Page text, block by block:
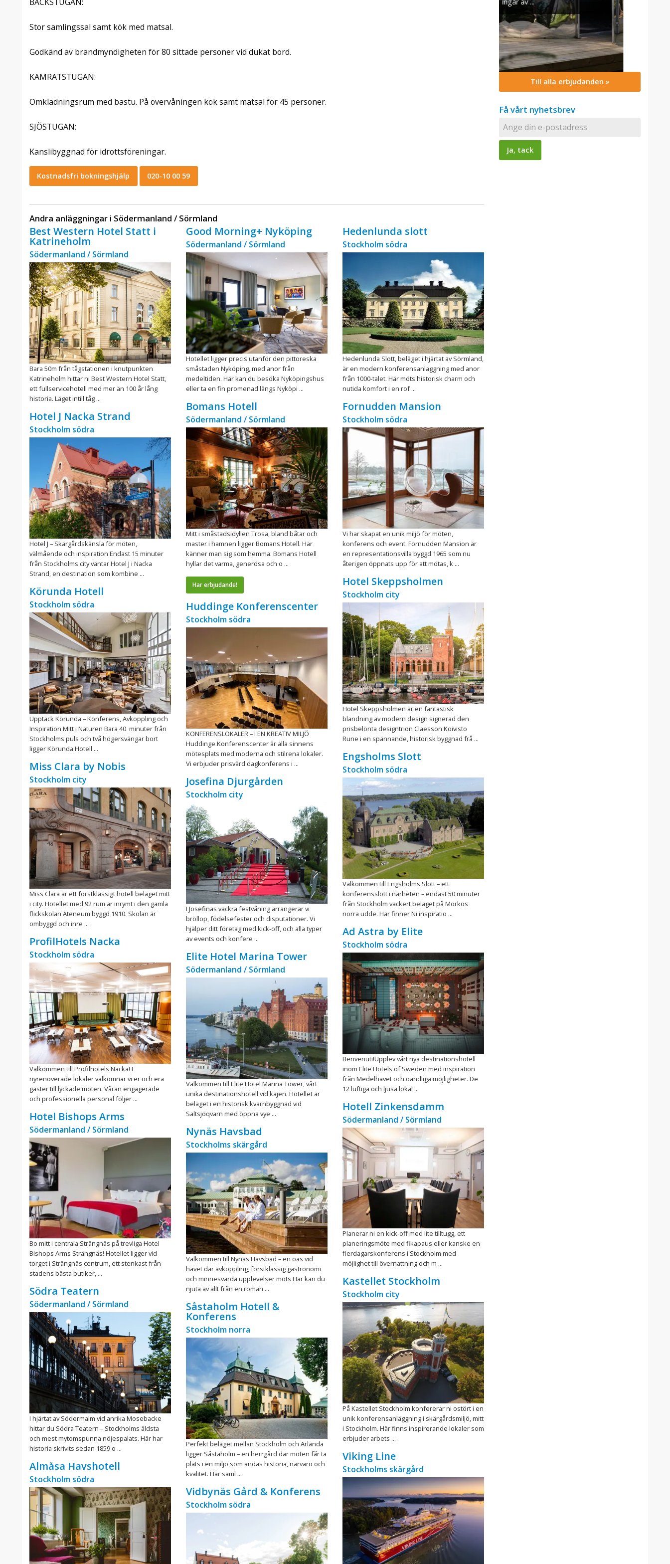
Stor samlingssal samt kök med matsal.
Godkänd av brandmyndigheten för 80 sittade personer vid dukat bord.
KAMRATSTUGAN:
Omklädningsrum med bastu. På övervåningen kök samt matsal för 45 personer.
SJÖSTUGAN:
Kanslibyggnad för idrottsföreningar.
Kostnadsfri bokningshjälp 020-10 00 59
Andra anläggningar i Södermanland / Sörmland
Best Western Hotel Statt i
Katrineholm
Södermanland / Sörmland
Bara 50m från tågstationen i knutpunkten
Katrineholm hittar ni Best Western Hotel Statt,
ett fullservicehotell med mer än 100 år lång
historia. Läget intill tåg ...
Hotel J Nacka Strand
Stockholm södra
Hotel J – Skärgårdskänsla för möten,
välmående och inspiration Endast 15 minuter
från Stockholms city väntar Hotel J i Nacka
Strand, en destination som kombine ...
Körunda Hotell
Stockholm södra
Upptäck Körunda – Konferens, Avkoppling och
Inspiration Mitt i Naturen Bara 40 minuter från
Stockholms puls och två högersvängar bort
ligger Körunda Hotell ...
Miss Clara by Nobis
Stockholm city
Miss Clara är ett förstklassigt hotell beläget mitt
i city. Hotellet med 92 rum är inrymt i den gamla
flickskolan Ateneum byggd 1910. Skolan är
ombyggd och inre ...
ProfilHotels Nacka
Stockholm södra
Välkommen till Profilhotels Nacka! I
nyrenoverade lokaler välkomnar vi er och era
gäster till lyckade möten. Våran engagerade
och professionella personal följer ...
Hotel Bishops Arms
Södermanland / Sörmland
Bo mitt i centrala Strängnäs på trevliga Hotel
Bishops Arms Strängnäs! Hotellet ligger vid
torget i Strängnäs centrum, ett stenkast från
stadens bästa butiker, ...
Södra Teatern
Södermanland / Sörmland
I hjärtat av Södermalm vid anrika Mosebacke
hittar du Södra Teatern – Stockholms äldsta
och mest mytomspunna nöjespalats. Här har
historia skrivits sedan 1859 o ...
Almåsa Havshotell
Stockholm södra
Good Morning+ Nyköping
Södermanland / Sörmland
Hotellet ligger precis utanför den pittoreska
småstaden Nyköping, med anor från
medeltiden. Här kan du besöka Nyköpingshus
eller ta en fin promenad längs Nyköpi ...
Bomans Hotell
Södermanland / Sörmland
Mitt i småstadsidyllen Trosa, bland båtar och
master i hamnen ligger Bomans Hotell. Här
känner man sig som hemma. Bomans Hotell
hyllar det varma, generösa och o ...
Har erbjudande!
Huddinge Konferenscenter
Stockholm södra
KONFERENSLOKALER – I EN KREATIV MILJÖ
Huddinge Konferenscenter är alla sinnens
mötesplats med moderna och stilrena lokaler.
Vi erbjuder prisvärd dagkonferens i ...
Josefina Djurgården
Stockholm city
I Josefinas vackra festvåning arrangerar vi
bröllop, födelsefester och disputationer. Vi
hjälper ditt företag med kick-off, och alla typer
av events och konfere ...
Elite Hotel Marina Tower
Södermanland / Sörmland
Välkommen till Elite Hotel Marina Tower, vårt
unika destinationshotell vid kajen. Hotellet är
beläget i en historisk kvarnbyggnad vid
Saltsjöqvarn med öppna vye ...
Nynäs Havsbad
Stockholms skärgård
Välkommen till Nynäs Havsbad – en oas vid
havet där avkoppling, förstklassig gastronomi
och minnesvärda upplevelser möts Här kan du
njuta av allt från en roman ...
Såstaholm Hotell &
Konferens
Stockholm norra
Perfekt beläget mellan Stockholm och Arlanda
ligger Såstaholm – en herrgård där möten får ta
plats i en miljö som andas historia, närvaro och
kvalitet. Här saml ...
Vidbynäs Gård & Konferens
Stockholm södra
Hedenlunda slott
Stockholm södra
Hedenlunda Slott, beläget i hjärtat av Sörmland,
är en modern konferensanläggning med anor
från 1000-talet. Här möts historisk charm och
nutida komfort i en rof ...
Fornudden Mansion
Stockholm södra
Vi har skapat en unik miljö för möten,
konferens och event. Fornudden Mansion är
en representationsvilla byggd 1965 som nu
återigen öppnats upp för att mötas, k ...
Hotel Skeppsholmen
Stockholm city
Hotel Skeppsholmen är en fantastisk
blandning av modern design signerad den
prisbelönta designtrion Claesson Koivisto
Rune i en spännande, historisk byggnad frå ...
Engsholms Slott
Stockholm södra
Välkommen till Engsholms Slott – ett
konferensslott i närheten – endast 50 minuter
från Stockholm vackert beläget på Mörkös
norra udde. Här finner Ni inspiratio ...
Ad Astra by Elite
Stockholm södra
Benvenuti!Upplev vårt nya destinationshotell
inom Elite Hotels of Sweden med inspiration
från Medelhavet och oändliga möjligheter. De
12 luftiga och ljusa lokal ...
Hotell Zinkensdamm
Södermanland / Sörmland
Planerar ni en kick-off med lite tilltugg, ett
planeringsmöte med fikapaus eller kanske en
flerdagarskonferens i Stockholm med
möjlighet till övernattning och m ...
Kastellet Stockholm
Stockholm city
På Kastellet Stockholm konfererar ni ostört i en
unik konferensanläggning i skärgårdsmiljö, mitt
i Stockholm. Här finns inspirerande lokaler som
erbjuder arbets ...
Viking Line
Stockholms skärgård
Till alla erbjudanden »
Få vårt nyhetsbrev